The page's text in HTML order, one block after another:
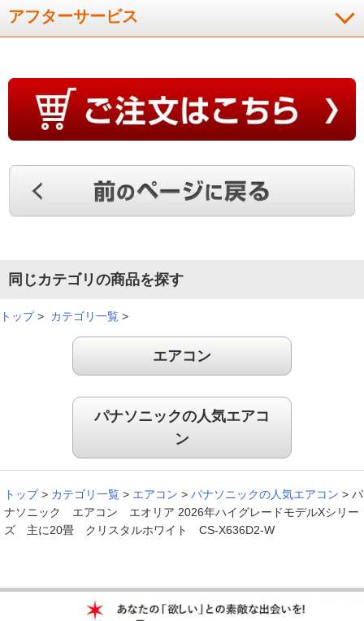
アフターサービス
同じカテゴリの商品を探す
トップ> カテゴリ一覧 >
エアコン
パナソニックの人気エアコ
ン
トップ > カテゴリ一覧 > エアコン > パナソニックの人気エアコン > パ
ナソニック エアコン エオリア 2026年ハイグレードモデルXシリー
ズ 主に20畳 クリスタルホワイト CS-X636D2-W